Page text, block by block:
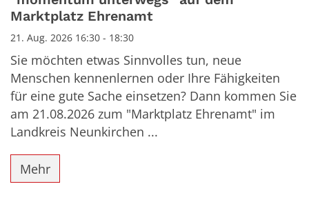
Marktplatz Ehrenamt
21. Aug. 2026 16:30 - 18:30
Sie möchten etwas Sinnvolles tun, neue
Menschen kennenlernen oder Ihre Fähigkeiten
für eine gute Sache einsetzen? Dann kommen Sie
am 21.08.2026 zum "Marktplatz Ehrenamt" im
Landkreis Neunkirchen ...
Mehr